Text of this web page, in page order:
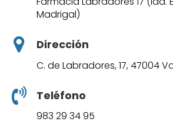
Madrigal)
Dirección
C. de Labradores, 17, 47004
Teléfono
983 29 34 95